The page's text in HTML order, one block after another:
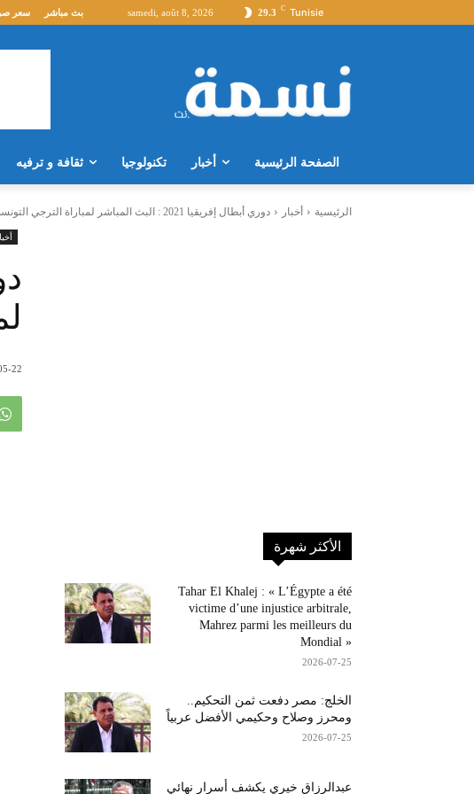
29.3 C Tunisie
samedi, août 8, 2026 سعر بث مباشر
الصفحة الرئيسية أخبار تكنولوجيا ثقافة و ترفيه
الرئيسية أخبار
دوري أبطال إفريقيا 2021 : البث المباشر لمباراة الترجي التونسي وشباب بلوزداد
22
الأكثر شهرة
Tahar El Khalej : « L’Égypte a été
victime d’une injustice arbitrale,
Mahrez parmi les meilleurs du
Mondial »
2026-07-25
الخلج: مصر دفعت ثمن التحكيم..
ومحرز وصلاح وحكيمي الأفضل عربياً
2026-07-25
عبدالرزاق خيري يكشف أسرار نهائي